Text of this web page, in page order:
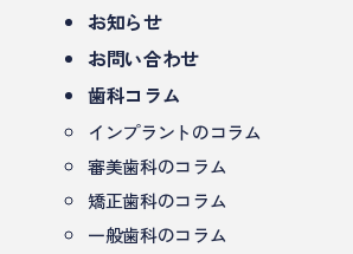
お知らせ
お問い合わせ
歯科コラム
インプラントのコラム
審美歯科のコラム
矯正歯科のコラム
一般歯科のコラム